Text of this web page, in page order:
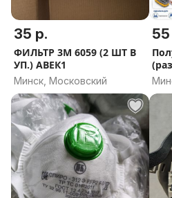
35 р.
ФИЛЬТР 3М 6059 (2 ШТ В
УП.) AВЕК1
Минск, Московский
55